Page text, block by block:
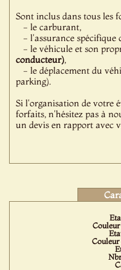
Sont inclus dans tous les
- le carburant,
- l'assurance spécifique
- le véhicule et son
conducteur),
- le déplacement du
parking).
Si l'organisation de votre
forfaits, n'hésitez pas à
un devis en rapport avec
Couleur